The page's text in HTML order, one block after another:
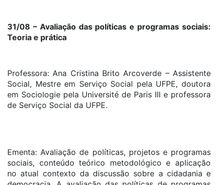
31/08 – Avaliação das políticas e programas sociais:
Teoria e prática
Professora: Ana Cristina Brito Arcoverde – Assistente
Social, Mestre em Serviço Social pela UFPE, doutora
em Sociologie pela Université de Paris III e professora
de Serviço Social da UFPE.
Ementa: Avaliação de políticas, projetos e programas
sociais, conteúdo teórico metodológico e aplicação
no atual contexto da discussão sobre a cidadania e